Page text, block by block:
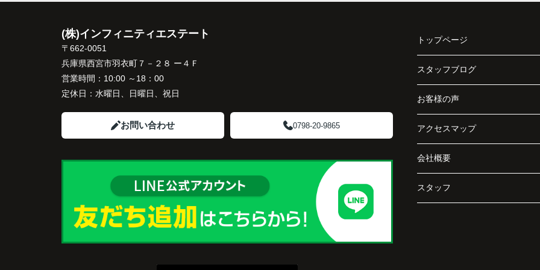
住み替え先とのスケジュールや資金計画まで丁
寧にサポートしてくださいました。
販売活動では、西宮北口駅へのアクセス、阪急
将来も安心して暮らせる住環境を詳しく紹介し
ていただきました。
購入されたご家族は、
「子育てにも便利で、とても住みやすそうです
ね。」
住み替え後は掃除の時間も短くなり、夫婦で外
これからの暮らしを前向きに考えられるように
「立地も良く、長期保有したい物件です。」
ことになりました。
長年守ってきた資産を安心して引き継ぐことが
でき、家族全員が納得できる売却となりまし
た。
(株)インフィニティエステート
〒662-0051
兵庫県西宮市羽衣町７－２８ ー４Ｆ
営業時間： 10:00 ～18：00
定休日： 水曜日、日曜日、祝日
お問い合わせ 0798-20-9865
トップページ
スタッフブログ
お客様の声
アクセスマップ
会社概要
スタッフ